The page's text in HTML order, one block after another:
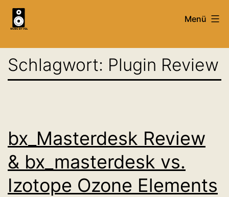
Zum
Inhalt
Mixing,
Mastering
&
&
Tutorials
-
MusicByVgl
Menü
Schlagwort: Plugin Review
bx_Masterdesk Review
& bx_masterdesk vs.
Izotope Ozone Elements